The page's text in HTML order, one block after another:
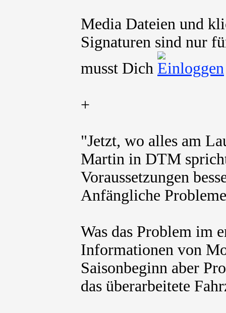
Media Dateien und
Signaturen sind nur
musst Dich
+
"Jetzt, wo alles am
Martin in DTM
Voraussetzungen
Anfängliche
Was das Problem im
Informationen von
Saisonbeginn aber
das überarbeitete